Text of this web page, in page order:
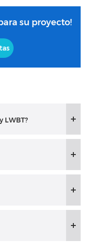
su proyecto!
LWBT?